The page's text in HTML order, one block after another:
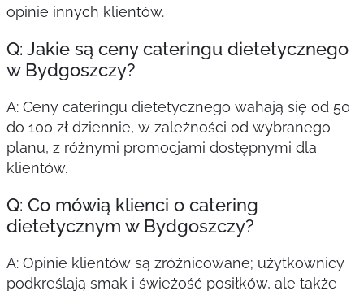
opinie innych klientów.
Q: Jakie są ceny cateringu dietetycznego
w Bydgoszczy?
A: Ceny cateringu dietetycznego wahają się od 50
do 100 zł dziennie, w zależności od wybranego
planu, z różnymi promocjami dostępnymi dla
klientów.
Q: Co mówią klienci o catering
dietetycznym w Bydgoszczy?
A: Opinie klientów są zróżnicowane; użytkownicy
podkreślają smak i świeżość posiłków, ale także